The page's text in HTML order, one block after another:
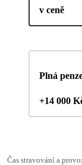
v ceně
Plná
+14 000
Čas stravování a